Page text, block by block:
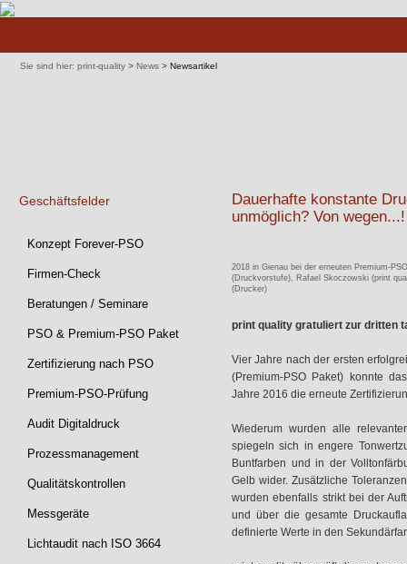
Sie sind hier: print-quality > News > Newsartikel
Dauerhafte konstante
unmöglich? Von wegen...!
2018 in Gienau bei der erneuten Premium-
(Druckvorstufe), Rafael Skoczowski (print
(Drucker)
print quality gratuliert zur dritten
Vier Jahre nach der ersten
(Premium-PSO Paket) konnte
Jahre 2016 die erneute
Wiederum wurden alle
spiegeln sich in engere
Buntfarben und in der
Gelb wider. Zusätzliche
wurden ebenfalls strikt bei der
und über die gesamte
definierte Werte in den
Geschäftsfelder
Navigation
überspringen
Konzept Forever-PSO
Firmen-Check
Beratungen / Seminare
PSO & Premium-PSO Paket
Zertifizierung nach PSO
Premium-PSO-Prüfung
Audit Digitaldruck
Prozessmanagement
Qualitätskontrollen
Messgeräte
Lichtaudit nach ISO 3664